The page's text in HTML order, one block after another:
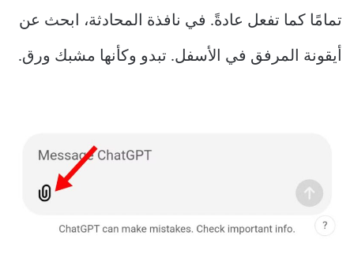
تمامًا كما تفعل عادةً. في نافذة المحادثة، ابحث عن
أيقونة المرفق في الأسفل. تبدو وكأنها مشبك ورق.